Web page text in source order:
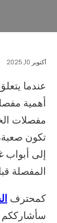
أكتوبر 10, 2025
عندما
أهمية
مفصلات
تكون
إلى أبواب
المفصلة
كمحترف
سأشارككم